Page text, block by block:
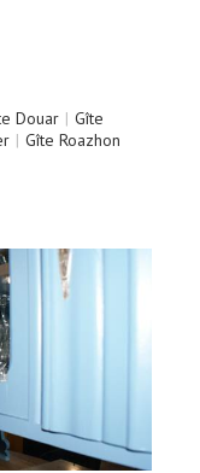
Douar | Gîte
| Gîte Roazhon